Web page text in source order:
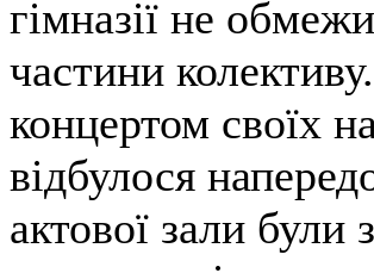
гімназії не
частини
концертом своїх
відбулося
актової зали